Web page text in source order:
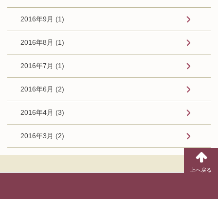
2016年9月 (1)
2016年8月 (1)
2016年7月 (1)
2016年6月 (2)
2016年4月 (3)
2016年3月 (2)